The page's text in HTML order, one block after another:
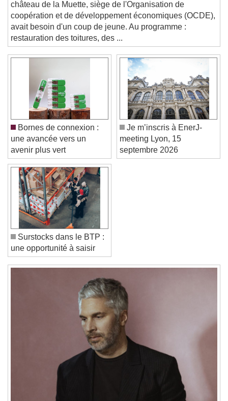
and close the window.
Text
Opacity
Text Background
Color
Caption Area Background
Color Opacity
Font Size
Text Edge Style
Font Family
Reset
Done
Close Modal Dialog
château de la Muette, siège de l'Organisation de
coopération et de développement économiques (OCDE),
avait besoin d'un coup de jeune. Au programme :
restauration des toitures, des ...
Bornes de connexion :
une avancée vers un
avenir plus vert
Je m’inscris à EnerJ-
meeting Lyon, 15
septembre 2026
Surstocks dans le BTP :
une opportunité à saisir